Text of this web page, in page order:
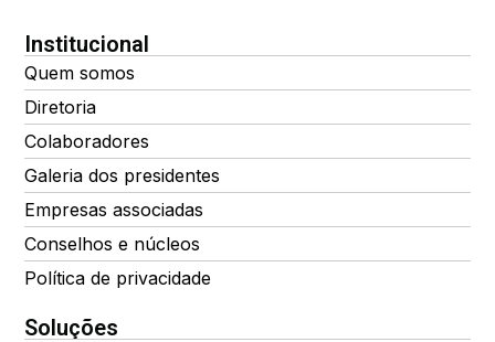
Institucional
Quem somos
Diretoria
Colaboradores
Galeria dos presidentes
Empresas associadas
Conselhos e núcleos
Política de privacidade
Soluções